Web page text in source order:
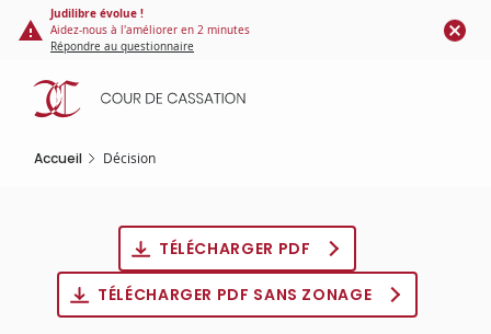
Panneau de gestion des cookies
contenu
principal
Judilibre évolue !
Aidez-nous à l'améliorer en 2 minutes
Répondre au questionnaire
Accueil Décision
TÉLÉCHARGER PDF
TÉLÉCHARGER PDF SANS ZONAGE